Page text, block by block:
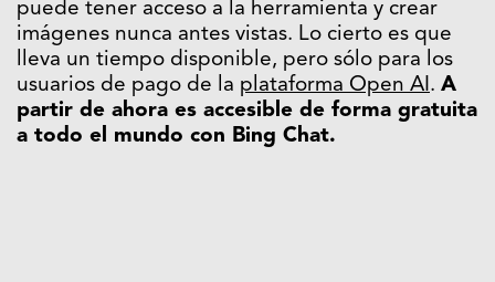
puede tener acceso a la herramienta y crear
imágenes nunca antes vistas. Lo cierto es que
lleva un tiempo disponible, pero sólo para los
usuarios de pago de la plataforma Open AI. A
partir de ahora es accesible de forma gratuita
a todo el mundo con Bing Chat.